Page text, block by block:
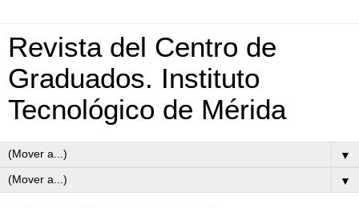
Revista del Centro de
Graduados. Instituto
Tecnológico de Mérida
▼
▼